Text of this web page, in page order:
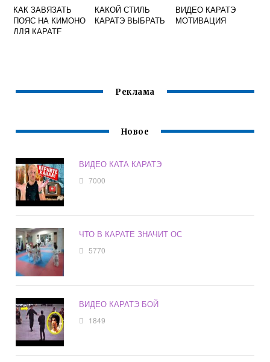
КАК ЗАВЯЗАТЬ
ПОЯС НА КИМОНО
ДЛЯ КАРАТЕ
ДЕТЕЙ
КАКОЙ СТИЛЬ
КАРАТЭ ВЫБРАТЬ
ВИДЕО КАРАТЭ
МОТИВАЦИЯ
Реклама
Новое
ВИДЕО КАТА КАРАТЭ
7000
ЧТО В КАРАТЕ ЗНАЧИТ ОС
5770
ВИДЕО КАРАТЭ БОЙ
1849